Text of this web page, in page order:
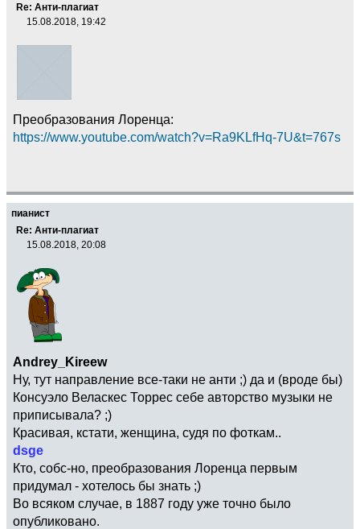
Re: Анти-плагиат
15.08.2018, 19:42
Преобразования Лоренца:
https://www.youtube.com/watch?v=Ra9KLfHq-7U&t=767s
пианист
Re: Анти-плагиат
15.08.2018, 20:08
Andrey_Kireew
Ну, тут направление все-таки не анти ;) да и (вроде бы)
Консуэло Веласкес Торрес себе авторство музыки не
приписывала? ;)
Красивая, кстати, женщина, судя по фоткам..
dsge
Кто, собс-но, преобразования Лоренца первым
придумал - хотелось бы знать ;)
Во всяком случае, в 1887 году уже точно было
опубликовано.